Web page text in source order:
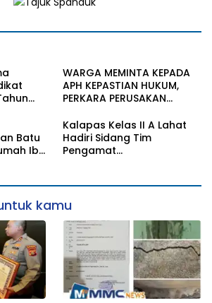
WARGA MEMINTA KEPADA
APH KEPASTIAN HUKUM,
PERKARA PERUSAKAN
Batu
Ibu
Kalapas Kelas II A Lahat
Hadiri Sidang Tim
Pengamat
DirJenPas Sumsel Dan
Bapas Kelas II Lahat
kamu